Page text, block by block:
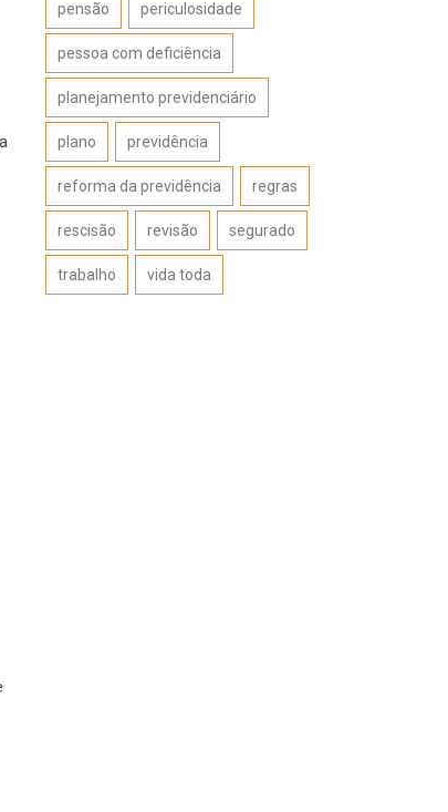
pensão periculosidade
pessoa com deficiência
planejamento previdenciário
plano previdência
reforma da previdência regras
rescisão revisão segurado
trabalho vida toda